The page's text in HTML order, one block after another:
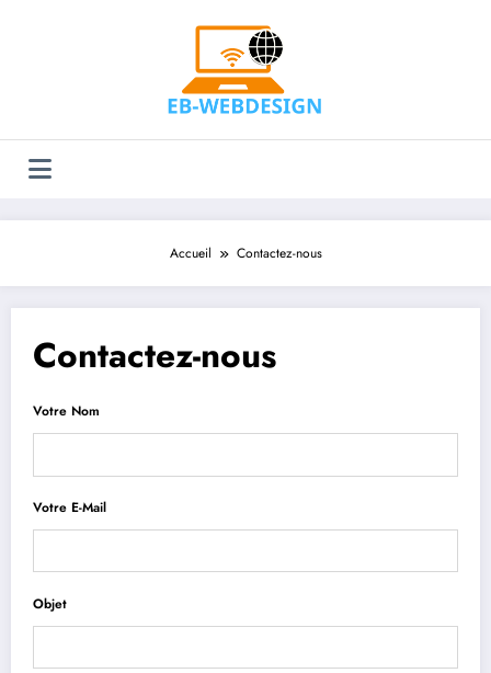
Accueil Contactez-nous
Contactez-nous
Votre Nom
Votre E-Mail
Objet